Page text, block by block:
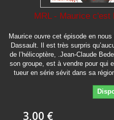
MRL - Maurice c'est
Maurice ouvre cet épisode en nous
Dassault. Il est très surpris
de l’hélicoptère, .Jean-Claude
son groupe, est à vendre pour qui
tueur en série sévit dans sa
3,00 €